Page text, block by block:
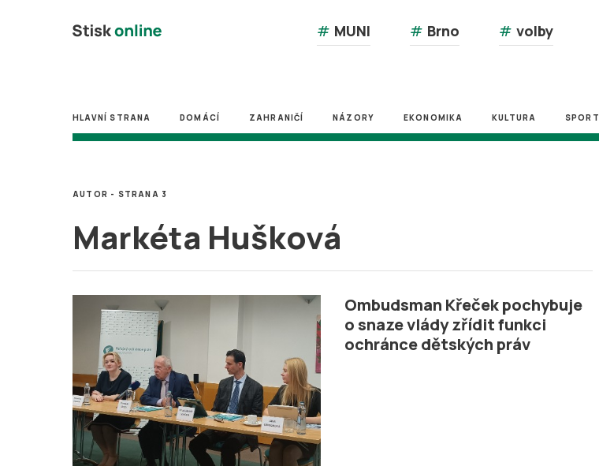
# MUNI # Brno # volby
HLAVNÍ STRANA DOMÁCÍ ZAHRANIČÍ NÁZORY EKONOMIKA KULTURA SPORT
Markéta Hušková
AUTOR - STRANA 3
Ombudsman Křeček pochybuje
o snaze vlády zřídit funkci
ochránce dětských práv